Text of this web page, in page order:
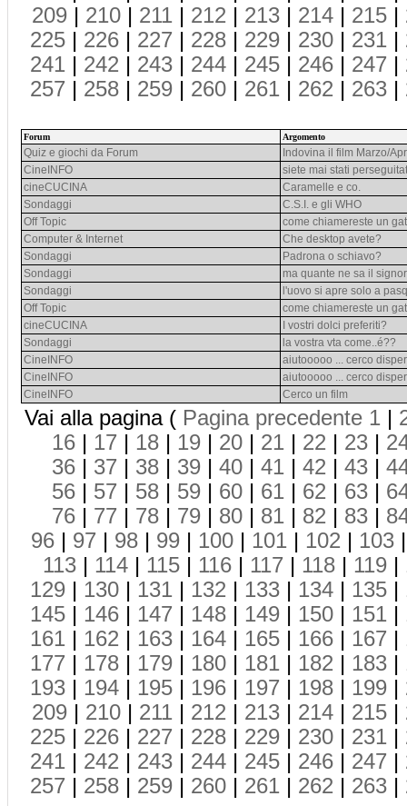
209 | 210 | 211 | 212 | 213 | 214 | 215 |
225 | 226 | 227 | 228 | 229 | 230 | 231 |
241 | 242 | 243 | 244 | 245 | 246 | 247 |
257 | 258 | 259 | 260 | 261 | 262 | 263 |
Forum Argomento
Quiz e giochi da Forum
Indovina il film Marzo/
CineINFO
siete mai stati
cineCUCINA
Caramelle e co.
Sondaggi
C.S.I. e gli WHO
Off Topic
come chiamereste un
Computer & Internet
Che desktop avete?
Sondaggi
Padrona o schiavo?
Sondaggi
ma quante ne sa il
Sondaggi
l'uovo si apre solo a
Off Topic
come chiamereste un
cineCUCINA
I vostri dolci preferiti?
Sondaggi
la vostra vta come..é??
CineINFO
aiutooooo ... cerco
CineINFO
aiutooooo ... cerco
CineINFO
Cerco un film
Vai alla pagina ( Pagina precedente 1 |
16 | 17 | 18 | 19 | 20 | 21 | 22 | 23 |
36 | 37 | 38 | 39 | 40 | 41 | 42 | 43 |
56 | 57 | 58 | 59 | 60 | 61 | 62 | 63 |
76 | 77 | 78 | 79 | 80 | 81 | 82 | 83 |
96 | 97 | 98 | 99 | 100 | 101 | 102 | 103
113 | 114 | 115 | 116 | 117 | 118 | 119 |
129 | 130 | 131 | 132 | 133 | 134 | 135 |
145 | 146 | 147 | 148 | 149 | 150 | 151 |
161 | 162 | 163 | 164 | 165 | 166 | 167 |
177 | 178 | 179 | 180 | 181 | 182 | 183 |
193 | 194 | 195 | 196 | 197 | 198 | 199 |
209 | 210 | 211 | 212 | 213 | 214 | 215 |
225 | 226 | 227 | 228 | 229 | 230 | 231 |
241 | 242 | 243 | 244 | 245 | 246 | 247 |
257 | 258 | 259 | 260 | 261 | 262 | 263 |